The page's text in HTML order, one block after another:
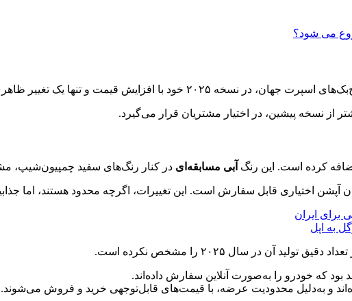
خود با افزایش قیمت و تنها یک تغییر ظاهری تازه وارد بازار شد.
آبی مسابقه‌ای در کنار رنگ‌های سفید
آپشن اختیاری قابل سفارش است. این تغییرات، اگرچه محدود هستند، اما
برای ایران
آن در سال ۲۰۲۵ را مشخص نکرده است.
بود که خودرو را به‌صورت آنلاین سفارش داده‌اند.
و به‌دلیل محدودیت عرضه، با قیمت‌های قابل‌توجهی خرید و فروش می‌شوند.